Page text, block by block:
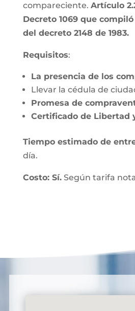
compareciente. Artículo
Decreto 1069 que
del decreto 2148 de 1983.
Requisitos:
La presencia de los
Llevar la cédula de
Promesa de
Certificado de Libertad
Tiempo estimado de
día.
Costo: Sí.Según tarifa